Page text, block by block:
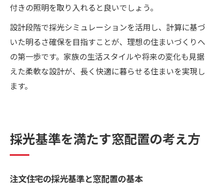
付きの照明を取り入れると良いでしょう。
設計段階で採光シミュレーションを活用し、計算に基づ
いた明るさ確保を目指すことが、理想の住まいづくりへ
の第一歩です。家族の生活スタイルや将来の変化も見据
えた柔軟な設計が、長く快適に暮らせる住まいを実現し
ます。
採光基準を満たす窓配置の考え方
注文住宅の採光基準と窓配置の基本